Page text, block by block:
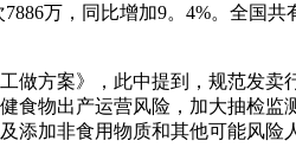
万，同比增加9。4%。全国共
方案》，此中提到，规范发卖
物出产运营风险，加大抽检监
添加非食用物质和其他可能风险